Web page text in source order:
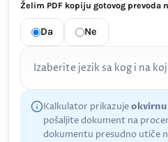
Želim PDF kopiju gotovog prevoda
Da Ne
Izaberite jezik sa kog i na
Kalkulator prikazujeokvirnu
pošaljite dokument na
dokumentu presudno utiče